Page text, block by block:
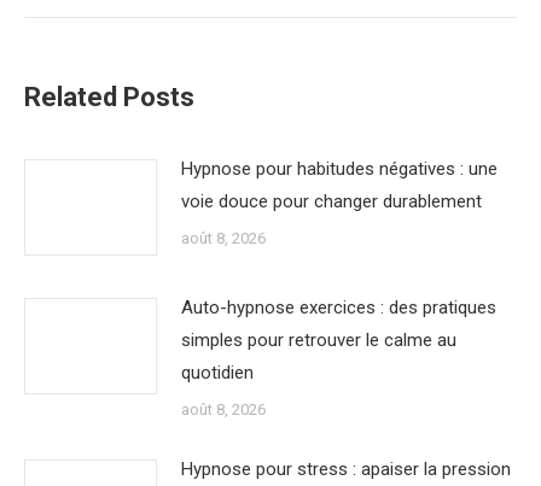
:
Related Posts
Hypnose pour habitudes négatives : une
voie douce pour changer durablement
août 8, 2026
Auto-hypnose exercices : des pratiques
simples pour retrouver le calme au
quotidien
août 8, 2026
Hypnose pour stress : apaiser la pression